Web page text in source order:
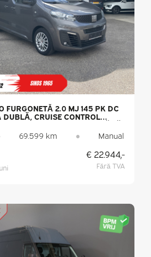
FURGONETĂ 2.0 MJ 145 PK DC
DUBLĂ, CRUISE CONTROL
/ SISTEM DE NAVIGAȚIE / 6
/ CAMERĂ DE
69.599 km ● Manual
€ 22.944,-
Fără TVA